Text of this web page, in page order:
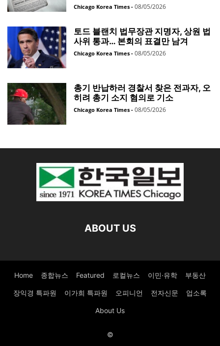
Chicago Korea Times - 08/05/2026
토드 블랜치 법무장관 지명자, 상원 법
사위 통과… 본회의 표결만 남겨
Chicago Korea Times - 08/05/2026
총기 반납하러 경찰서 찾은 전과자, 오
히려 총기 소지 혐의로 기소
Chicago Korea Times - 08/05/2026
ABOUT US
Home 종합뉴스 Featured 로컬뉴스 이민·유학 부동산
장익경 특파원 이가희 특파원 오피니언 전자신문 업소록
About Us
©